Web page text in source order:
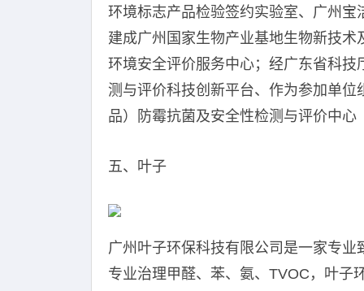
环境标志产品检验签约实验室、广州
建成广州国家生物产业基地生物新技
环境安全评价服务中心；经广东省科
测与评价科技创新平台、作为参加单
品）防霉抗菌及安全性检测与评价中心
五、叶子
广州叶子环保科技有限公司是一家专
专业治理甲醛、苯、氨、TVOC，叶子